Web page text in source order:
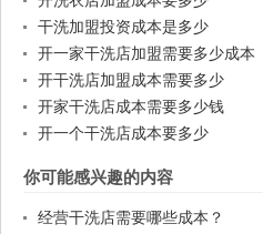
干洗加盟投资成本是多少
开一家干洗店加盟需要多少成本
开干洗店加盟成本需要多少
开家干洗店成本需要多少钱
开一个干洗店成本要多少
你可能感兴趣的内容
经营干洗店需要哪些成本？